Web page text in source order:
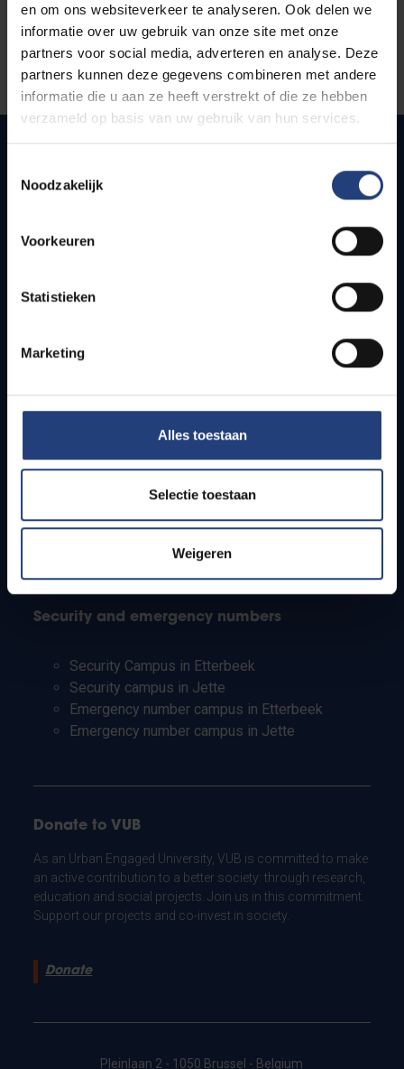
en om ons websiteverkeer te analyseren. Ook delen we
informatie over uw gebruik van onze site met onze
partners voor social media, adverteren en analyse. Deze
partners kunnen deze gegevens combineren met andere
informatie die u aan ze heeft verstrekt of die ze hebben
verzameld op basis van uw gebruik van hun services.
Noodzakelijk
Voorkeuren
Statistieken
Marketing
Alles toestaan
Selectie toestaan
Weigeren
Quick links
How to get to the VUB campuses
Students
PhD students
Teachers and secondary schools
Working students
Security and emergency numbers
Security Campus in Etterbeek
Security campus in Jette
Emergency number campus in Etterbeek
Emergency number campus in Jette
Donate to VUB
As an Urban Engaged University, VUB is committed to make
an active contribution to a better society: through research,
education and social projects. Join us in this commitment.
Support our projects and co-invest in society.
Donate
Pleinlaan 2 - 1050 Brussel - Belgium